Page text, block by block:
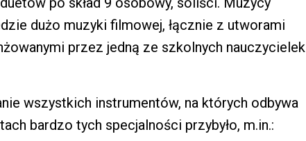
dużo muzyki filmowej, łącznie z utworami
przez jedną ze szkolnych nauczycielek
wszystkich instrumentów, na których odbywa
bardzo tych specjalności przybyło, m.in.: